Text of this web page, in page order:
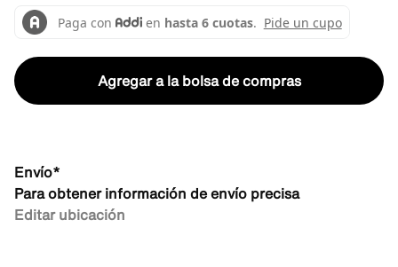
Agregar a la bolsa de compras
Envío*
Para obtener información de envío precisa
Editar ubicación